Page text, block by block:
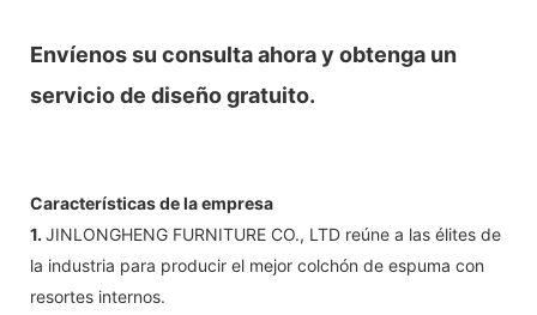
Envíenos su consulta ahora y obtenga un
servicio de diseño gratuito.
Características de la empresa
1. JINLONGHENG FURNITURE CO., LTD reúne a las élites de
la industria para producir el mejor colchón de espuma con
resortes internos.